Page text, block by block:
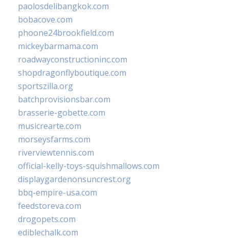
paolosdelibangkok.com
bobacove.com
phoone24brookfield.com
mickeybarmama.com
roadwayconstructioninc.com
shopdragonflyboutique.com
sportszilla.org
batchprovisionsbar.com
brasserie-gobette.com
musicrearte.com
morseysfarms.com
riverviewtennis.com
official-kelly-toys-squishmallows.com
displaygardenonsuncrest.org
bbq-empire-usa.com
feedstoreva.com
drogopets.com
ediblechalk.com